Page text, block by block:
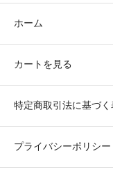
ホーム
カートを見る
特定商取引法に基づく
プライバシーポリシー